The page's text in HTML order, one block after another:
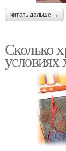
читать дальше →
Сколько
условиях